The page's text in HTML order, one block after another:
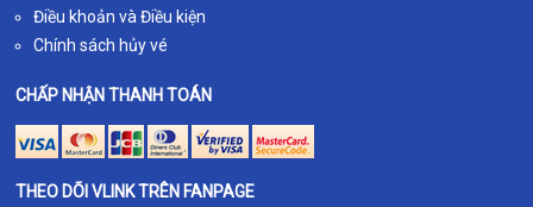
Điều khoản và Điều kiện
Chính sách hủy vé
CHẤP NHẬN THANH TOÁN
THEO DÕI VLINK TRÊN FANPAGE